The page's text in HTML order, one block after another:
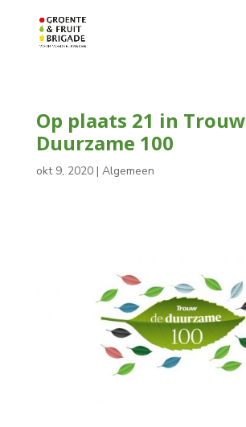
Op plaats 21 in Trouw
Duurzame 100
okt 9, 2020| Algemeen